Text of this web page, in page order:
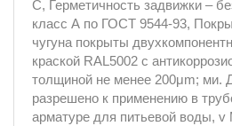
С, Герметичность задвижки –
класс А по ГОСТ 9544-93,
чугуна покрыты
краской RAL5002 с
толщиной не менее 200μm; ми.
разрешено к применению в
арматуре для питьевой воды,